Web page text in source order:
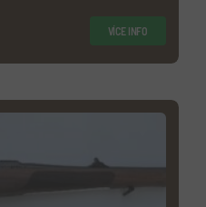
VÍCE INFO